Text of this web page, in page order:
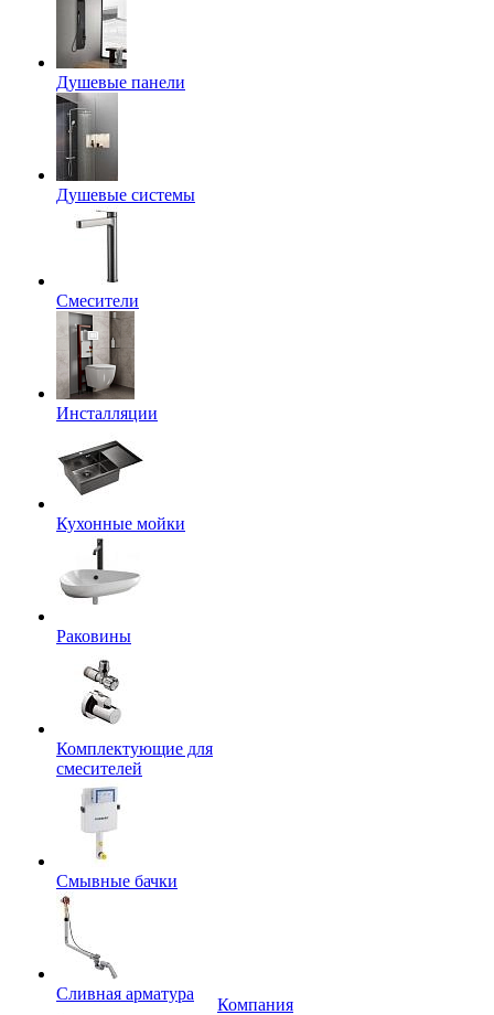
Душевые панели
Душевые системы
Смесители
Инсталляции
Кухонные мойки
Раковины
Комплектующие для
смесителей
Смывные бачки
Сливная арматура
Компания